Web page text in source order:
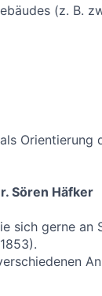
(z. B.
Orientierung
Sören Häfker
sich gerne an